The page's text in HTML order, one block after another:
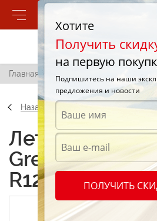
Позвонить
Главная / LingLong Green-Max Van
Назад
Летние шины
Green-Max
R12C 88/86N
Хотите
Получить
на первую
Подпишитесь на наши
предложения и новости
ПОЛУЧИТЬ